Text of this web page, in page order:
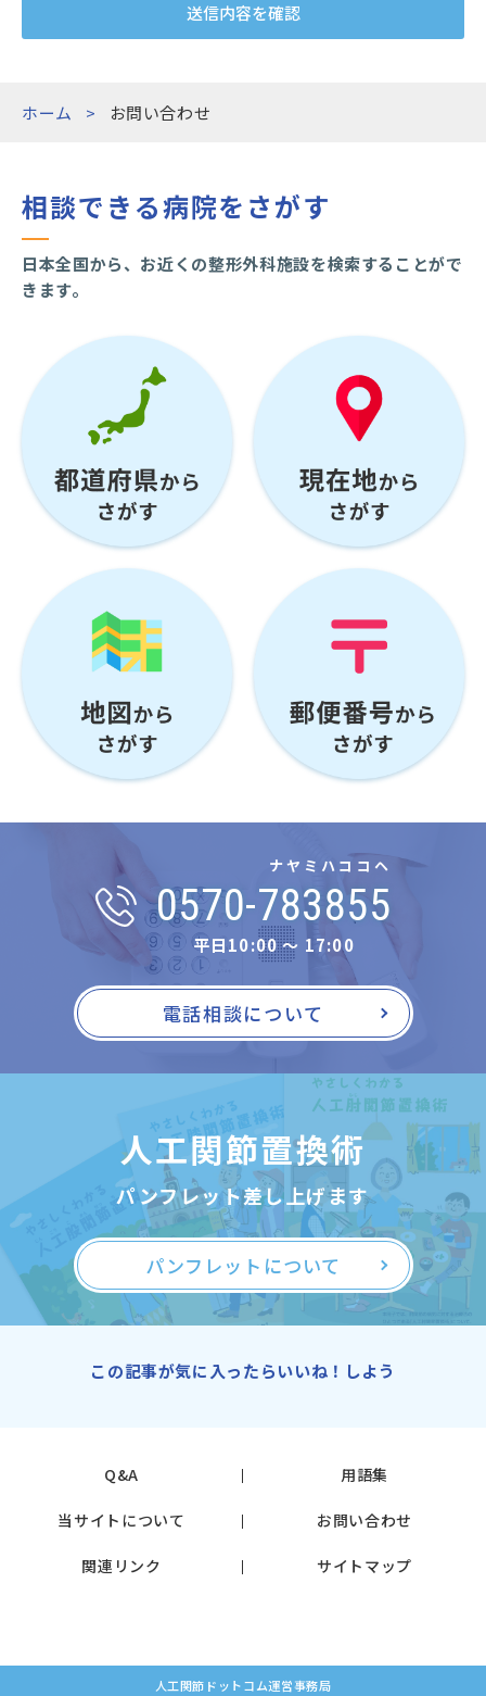
送信内容を確認
ホーム お問い合わせ
相談できる病院をさがす
日本全国から、お近くの整形外科施設を検索することがで
きます。
ナヤミハココヘ
0570-783855
平日10:00 〜 17:00
電話相談について
人工関節置換術
パンフレット差し上げます
パンフレットについて
この記事が気に入ったらいいね！しよう
Q&A 用語集
当サイトについて お問い合わせ
関連リンク サイトマップ
人工関節ドットコム運営事務局